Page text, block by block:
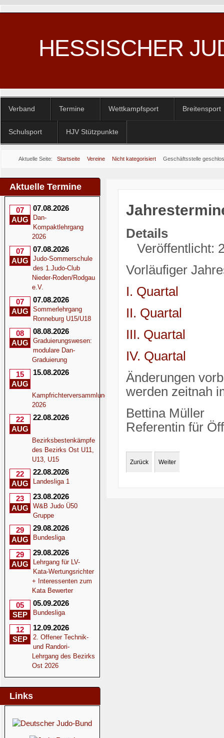
HESSISCHER
Verband Termine Wettkampfsport Breitensport
Schulsport HJV Stützpunkte
Aktuelle Seite: Startseite Vereine Nicht kategorisiert Geschäftsstelle
Aktuelle Termine
07
AUG
07.08.2026
Dan-
Kompaktlehrgang
2026
07
AUG
07.08.2026
Judo-Sommerschule
des 1.Judo-Club
Nieder-Roden/Rodgau
e.V.
07
AUG
07.08.2026
Sommerlehrgang
Ronneburg U15/U18
08
AUG
08.08.2026
Graduierungswesen:
modulare Dan-
Graduierung
15
AUG
15.08.2026
Kampfrichterversammlung
2026
22
AUG
22.08.2026
Bezirksbestenkämpfe
des Bezirks Ost U11,
U13, U15
22
AUG
22.08.2026
Landesliga 1
23
AUG
23.08.2026
W&B Judo Ü50
Gruppe
29
AUG
29.08.2026
Bundesliga
29
AUG
29.08.2026
Lehrgang für LV-
Kata-Wertungsrichter
+ Interessenten zum
Kata Bewerter
05
SEP
05.09.2026
Bundesliga
12
SEP
12.09.2026
2. Offener Technik-
und Randori-
Lehrgang des Bezirks
Ost 2026
Links
Details
Veröffentlicht:
Vorläufiger
I. Quartal
II. Quartal
III. Quartal
IV. Quartal
Änderungen
werden zeitnah
Bettina Müller
Referentin für
Zurück Weiter